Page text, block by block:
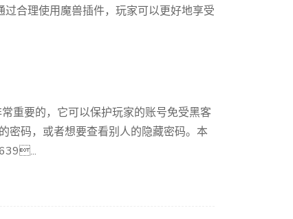
合理使用魔兽插件，玩家可以更好地享受
重要的，它可以保护玩家的账号免受黑客
密码，或者想要查看别人的隐藏密码。本